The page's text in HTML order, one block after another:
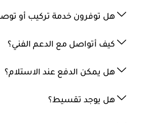
هل توفرون خدمة تركيب أو
كيف أتواصل مع الدعم الفني؟
هل يمكن الدفع عند الاستلام؟
هل يوجد تقسيط؟